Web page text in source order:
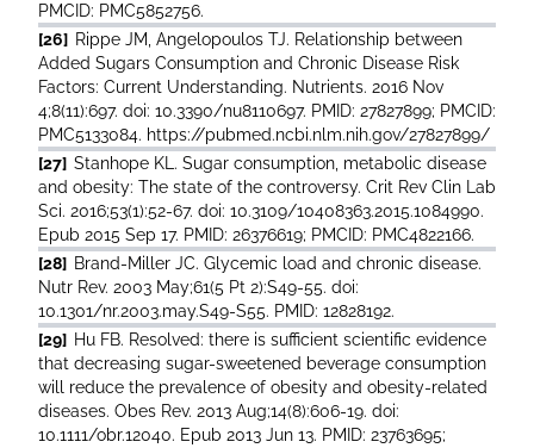
PMCID: PMC5852756.
[26] Rippe JM, Angelopoulos TJ. Relationship between
Added Sugars Consumption and Chronic Disease Risk
Factors: Current Understanding. Nutrients. 2016 Nov
4;8(11):697. doi: 10.3390/nu8110697. PMID: 27827899; PMCID:
PMC5133084. https://pubmed.ncbi.nlm.nih.gov/27827899/
[27] Stanhope KL. Sugar consumption, metabolic disease
and obesity: The state of the controversy. Crit Rev Clin Lab
Sci. 2016;53(1):52-67. doi: 10.3109/10408363.2015.1084990.
Epub 2015 Sep 17. PMID: 26376619; PMCID: PMC4822166.
[28] Brand-Miller JC. Glycemic load and chronic disease.
Nutr Rev. 2003 May;61(5 Pt 2):S49-55. doi:
10.1301/nr.2003.may.S49-S55. PMID: 12828192.
[29] Hu FB. Resolved: there is sufficient scientific evidence
that decreasing sugar-sweetened beverage consumption
will reduce the prevalence of obesity and obesity-related
diseases. Obes Rev. 2013 Aug;14(8):606-19. doi:
10.1111/obr.12040. Epub 2013 Jun 13. PMID: 23763695;